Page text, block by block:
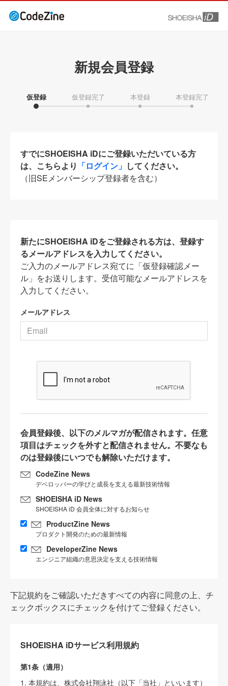
新規会員登録
仮登録 仮登録完了 本登録 本登録完了
すでにSHOEISHA iDにご登録いただいている方
は、こちらより 「ログイン」 してください。
（旧SEメンバーシップ登録者を含む）
新たにSHOEISHA iDをご登録される方は、登録す
るメールアドレスを入力してください。
ご入力のメールアドレス宛てに「仮登録確認メー
ル」をお送りします。受信可能なメールアドレスを
入力してください。
メールアドレス
会員登録後、以下のメルマガが配信されます。任意
項目はチェックを外すと配信されません。不要なも
のは登録後にいつでも解除いただけます。
CodeZine News
デベロッパーの学びと成長を支える最新技術情報
SHOEISHA iD News
SHOEISHA iD 会員全体に対するお知らせ
ProductZine News
プロダクト開発のための最新情報
DeveloperZine News
エンジニア組織の意思決定を支える技術情報
下記規約をご確認いただきすべての内容に同意の上、チ
ェックボックスにチェックを付けてご登録ください。
SHOEISHA iDサービス利用規約
第1条（適用）
1. 本規約は、株式会社翔泳社（以下「当社」といいます）